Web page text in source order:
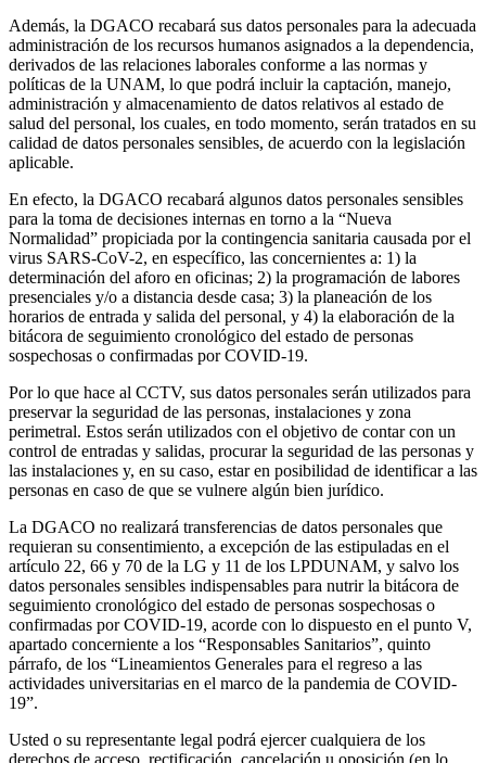
Además, la DGACO recabará sus datos personales para la adecuada
administración de los recursos humanos asignados a la dependencia,
derivados de las relaciones laborales conforme a las normas y
políticas de la UNAM, lo que podrá incluir la captación, manejo,
administración y almacenamiento de datos relativos al estado de
salud del personal, los cuales, en todo momento, serán tratados en su
calidad de datos personales sensibles, de acuerdo con la legislación
aplicable.
En efecto, la DGACO recabará algunos datos personales sensibles
para la toma de decisiones internas en torno a la “Nueva
Normalidad” propiciada por la contingencia sanitaria causada por el
virus SARS-CoV-2, en específico, las concernientes a: 1) la
determinación del aforo en oficinas; 2) la programación de labores
presenciales y/o a distancia desde casa; 3) la planeación de los
horarios de entrada y salida del personal, y 4) la elaboración de la
bitácora de seguimiento cronológico del estado de personas
sospechosas o confirmadas por COVID-19.
Por lo que hace al CCTV, sus datos personales serán utilizados para
preservar la seguridad de las personas, instalaciones y zona
perimetral. Estos serán utilizados con el objetivo de contar con un
control de entradas y salidas, procurar la seguridad de las personas y
las instalaciones y, en su caso, estar en posibilidad de identificar a las
personas en caso de que se vulnere algún bien jurídico.
La DGACO no realizará transferencias de datos personales que
requieran su consentimiento, a excepción de las estipuladas en el
artículo 22, 66 y 70 de la LG y 11 de los LPDUNAM, y salvo los
datos personales sensibles indispensables para nutrir la bitácora de
seguimiento cronológico del estado de personas sospechosas o
confirmadas por COVID-19, acorde con lo dispuesto en el punto V,
apartado concerniente a los “Responsables Sanitarios”, quinto
párrafo, de los “Lineamientos Generales para el regreso a las
actividades universitarias en el marco de la pandemia de COVID-
19”.
Usted o su representante legal podrá ejercer cualquiera de los